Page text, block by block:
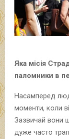
Яка місія
паломники в
Насамперед
моменти, коли
Зазвичай вони
дуже часто